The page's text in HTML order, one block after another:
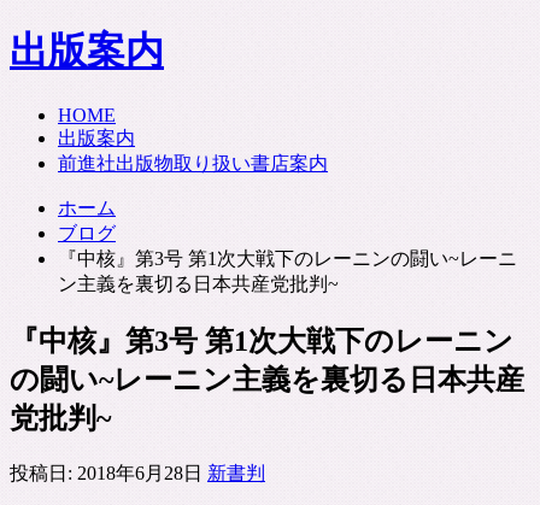
出版案内
HOME
出版案内
前進社出版物取り扱い書店案内
ホーム
ブログ
『中核』第3号 第1次大戦下のレーニンの闘い~レーニ
ン主義を裏切る日本共産党批判~
『中核』第3号 第1次大戦下のレーニン
の闘い~レーニン主義を裏切る日本共産
党批判~
投稿日: 2018年6月28日 新書判